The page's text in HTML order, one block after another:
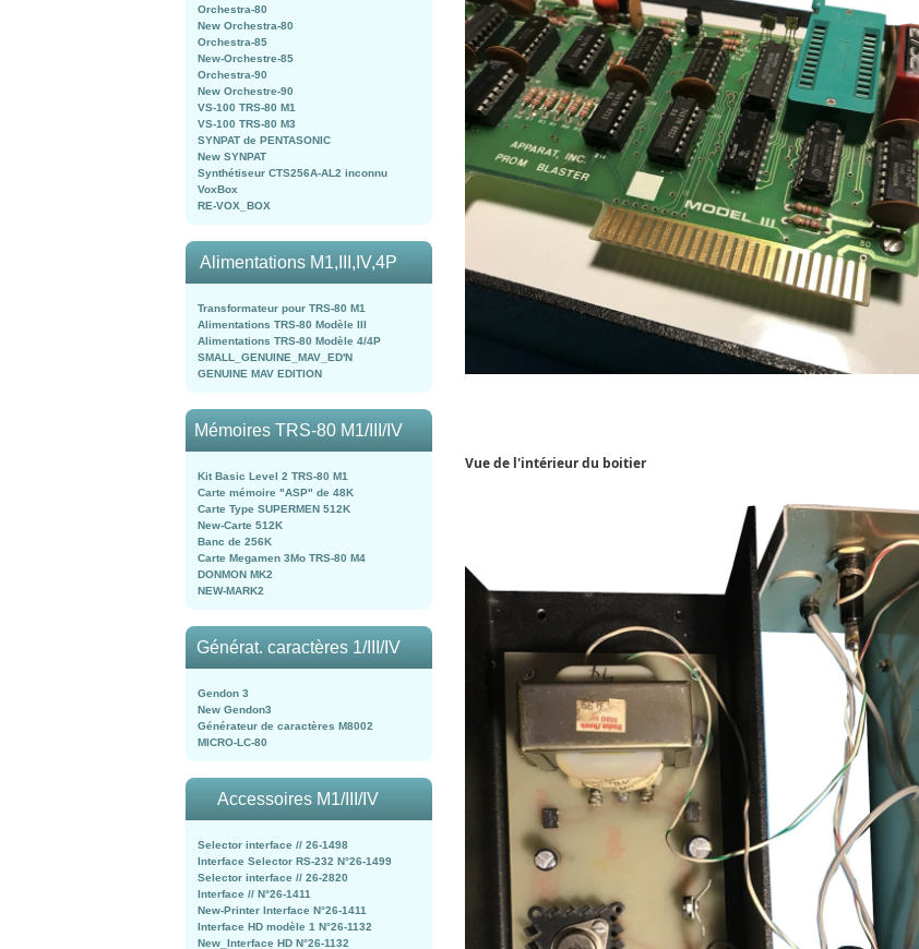
Orchestra-80
New Orchestra-80
Orchestra-85
New-Orchestre-85
Orchestra-90
New Orchestre-90
VS-100 TRS-80 M1
VS-100 TRS-80 M3
SYNPAT de PENTASONIC
New SYNPAT
Synthétiseur CTS256A-AL2 inconnu
VoxBox
RE-VOX_BOX
Alimentations M1,III,IV,4P
Transformateur pour TRS-80 M1
Alimentations TRS-80 Modèle III
Alimentations TRS-80 Modèle 4/4P
SMALL_GENUINE_MAV_ED'N
GENUINE MAV EDITION
Mémoires TRS-80 M1/III/IV
Kit Basic Level 2 TRS-80 M1
Carte mémoire "ASP" de 48K
Carte Type SUPERMEN 512K
New-Carte 512K
Banc de 256K
Carte Megamen 3Mo TRS-80 M4
DONMON MK2
NEW-MARK2
Générat. caractères 1/III/IV
Gendon 3
New Gendon3
Générateur de caractères M8002
MICRO-LC-80
Accessoires M1/III/IV
Selector interface // 26-1498
Interface Selector RS-232 N°26-1499
Selector interface // 26-2820
Interface // N°26-1411
New-Printer Interface N°26-1411
Interface HD modèle 1 N°26-1132
New_Interface HD N°26-1132
Vue de l'intérieur du boitier